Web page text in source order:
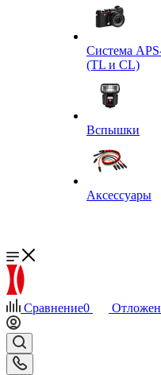
Система
(TL и CL)
Вспышки
Аксессуары
Сравнение0